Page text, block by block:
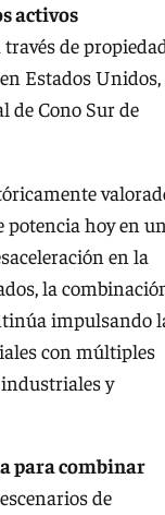
activos
de
Estados Unidos,
de Cono Sur de
potencia hoy en un
en la
la
impulsando
con múltiples
y
para combinar
de